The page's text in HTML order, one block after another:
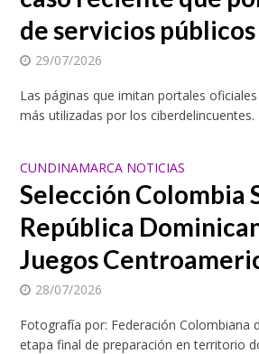
de servicios públicos
29/07/2026
Las páginas que imitan portales
más utilizadas por los
CUNDINAMARCA NOTICIAS
Selección Colombia
República
Juegos
28/07/2026
Fotografía por: Federación Colombiana
etapa final de preparación en territorio